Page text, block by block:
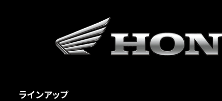
ラインアップ